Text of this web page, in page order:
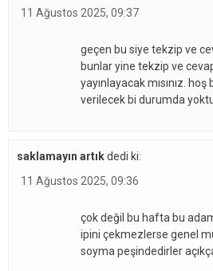
11 Ağustos 2025, 09:37
geçen bu siye tekzip ve
bunlar yine tekzip ve
yayınlayacak mısınız.
verilecek bi durumda
saklamayın artıkdedi ki:
11 Ağustos 2025, 09:36
çok değil bu hafta bu
ipini çekmezlerse genel
soyma peşindedirler